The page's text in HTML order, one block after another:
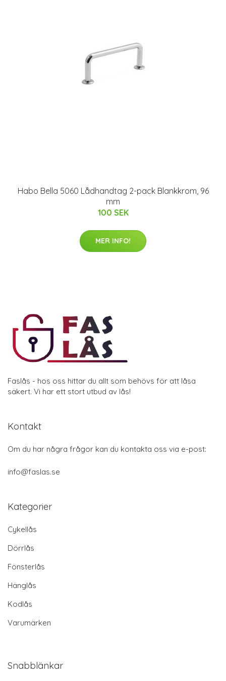
Habo Bella 5060 Lådhandtag 2-pack Blankkrom, 96
mm
100 SEK
MER INFO!
Faslås - hos oss hittar du allt som behövs för att låsa
säkert. Vi har ett stort utbud av lås!
Kontakt
Om du har några frågor kan du kontakta oss via e-post:
info@faslas.se
Kategorier
Cykellås
Dörrlås
Fönsterlås
Hänglås
Kodlås
Varumärken
Snabblänkar